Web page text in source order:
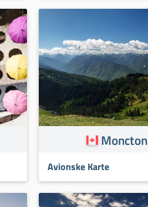
Moncton
Avionske Karte